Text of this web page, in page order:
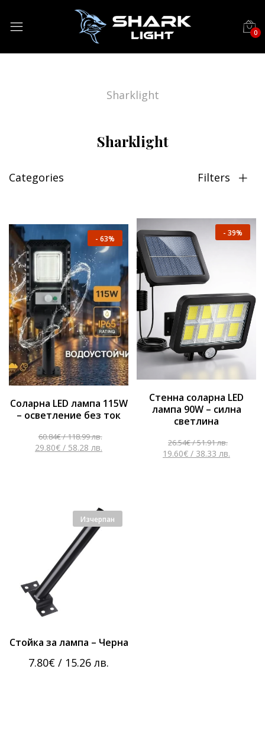
0
Sharklight
Sharklight
Categories Filters
- 63%
Соларна LED лампа 115W
– осветление без ток
60.84€/ 118.99 лв.
29.80€ / 58.28 лв.
- 39%
Стенна соларна LED
лампа 90W – силна
светлина
26.54€/ 51.91 лв.
19.60€ / 38.33 лв.
Изчерпан
Стойка за лампа – Черна
7.80€ / 15.26 лв.